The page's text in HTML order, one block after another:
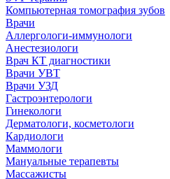
Компьютерная томография зубов
Врачи
Аллергологи-иммунологи
Анестезиологи
Врач КТ диагностики
Врачи УВТ
Врачи УЗД
Гастроэнтерологи
Гинекологи
Дерматологи, косметологи
Кардиологи
Маммологи
Мануальные терапевты
Массажисты